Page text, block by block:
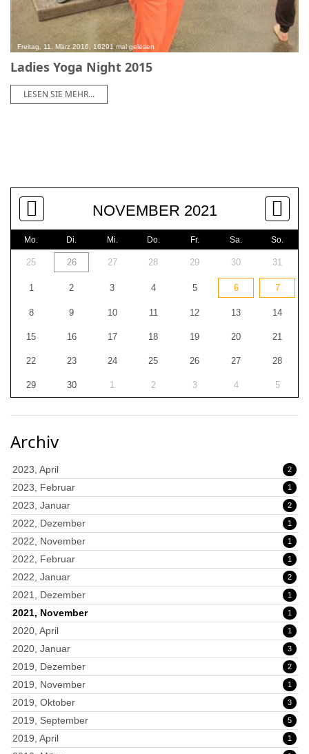
Freitag, 11. März 2016, 16291 mal gelesen
Ladies Yoga Night 2015
LESEN SIE MEHR...
NOVEMBER 2021
Mo. Di. Mi. Do. Fr. Sa. So.
25 26 27 28 29 30 31
1 2 3 4 5 6 7
8 9 10 11 12 13 14
15 16 17 18 19 20 21
22 23 24 25 26 27 28
29 30 1 2 3 4 5
Archiv
2023, April 2
2023, Februar 1
2023, Januar 2
2022, Dezember 1
2022, November 1
2022, Februar 1
2022, Januar 2
2021, Dezember 1
2021, November 1
2020, April 1
2020, Januar 3
2019, Dezember 2
2019, November 1
2019, Oktober 3
2019, September 5
2019, April 1